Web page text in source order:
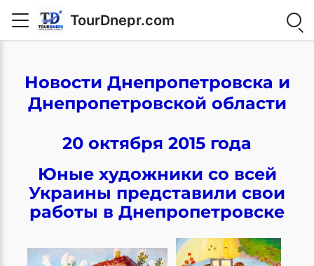
TourDnepr.com
Новости Днепропетровска и
Днепропетровской области
20 октября 2015 года
Юные художники со всей
Украины представили свои
работы в Днепропетровске